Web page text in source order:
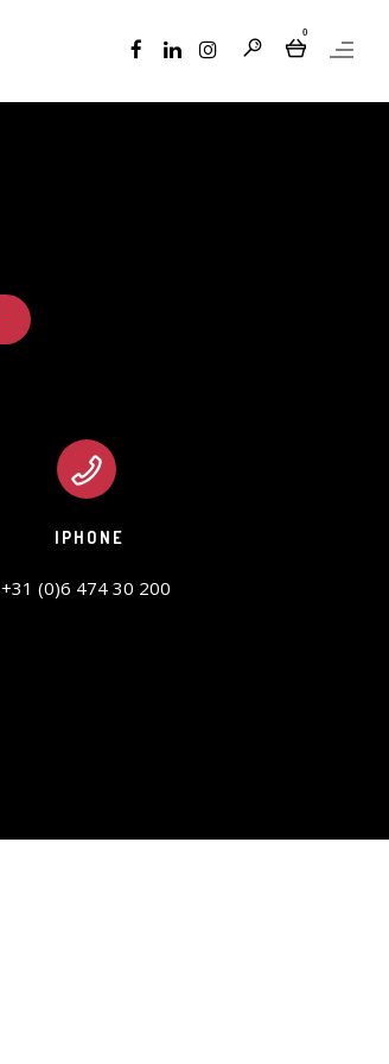
0
IPHONE
+31 (0)6 474 30 200